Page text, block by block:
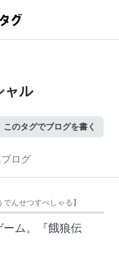
ャル
このタグでブログを書く
ログ
でんせつすぺしゃる】
ム。『餓狼伝